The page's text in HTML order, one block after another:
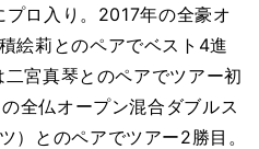
ロ入り。2017年の全豪オ
絵莉とのペアでベスト4進
宮真琴とのペアでツアー初
全仏オープン混合ダブルス
）とのペアでツアー2勝目。